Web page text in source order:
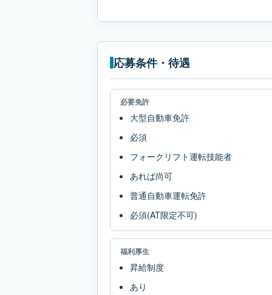
応募条件・待遇
必要免許
大型自動車免許
必須
フォークリフト運転技能者
あれば尚可
普通自動車運転免許
必須(AT限定不可)
福利厚生
昇給制度
あり